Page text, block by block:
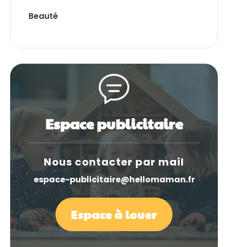
Beauté
Espace publicitaire
Nous contacter par mail
espace-publicitaire@hellomaman.fr
Espace à louer